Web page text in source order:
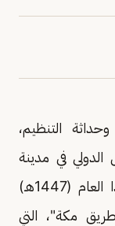
التنظيم،
في مدينة
هذا العام (1447هـ)
مكة"، التي